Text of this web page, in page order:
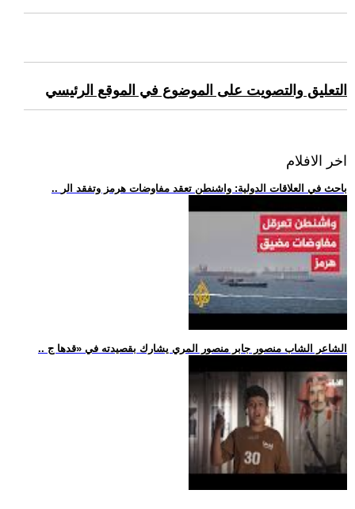
التعليق والتصويت على الموضوع في الموقع الرئيسي
اخر الافلام
.. باحث في العلاقات الدولية: واشنطن تعقد مفاوضات هرمز وتفقد الر
.. الشاعر الشاب منصور جابر منصور المري يشارك بقصيدته في «قدها ج